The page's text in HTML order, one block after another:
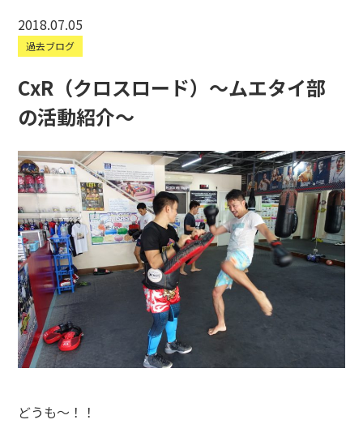
2018.07.05
過去ブログ
CxR（クロスロード）〜ムエタイ部
の活動紹介〜
どうも〜！！